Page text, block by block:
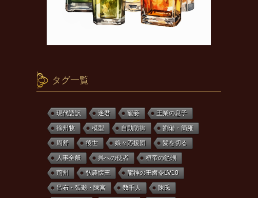
タグ一覧
現代語訳 迷君 寵妾 王業の息子
徐州牧 模型 自動防御 劉備・簡雍
周舒 後世 娘々応援団 髪を切る
人事全般 呉への使者 桓帝の従甥
荊州 弘農懐王 龍神の王鹵令LV10
呂布・張邈・陳宮 数千人 陳氏